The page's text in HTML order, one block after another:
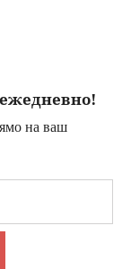
на ваш